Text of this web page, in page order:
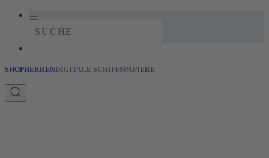
SHOPHERREN DIGITALE SCHIFFSPAPIERE